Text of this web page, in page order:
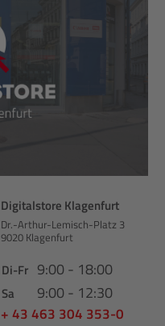
Digitalstore Klagenfurt
Dr.-Arthur-Lemisch-Platz 3
9020 Klagenfurt
Di-Fr 9:00 - 18:00
Sa 9:00 - 12:30
+ 43 463 304 353-0